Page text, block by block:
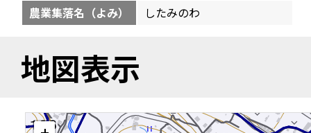
農業集落名（よみ）
したみのわ
地図表示